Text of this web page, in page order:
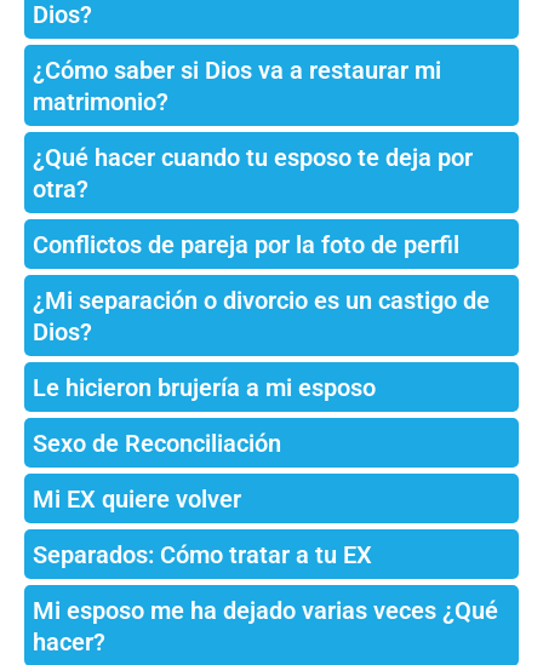
Dios?
¿Cómo saber si Dios va a restaurar mi
matrimonio?
¿Qué hacer cuando tu esposo te deja por
otra?
Conflictos de pareja por la foto de perfil
¿Mi separación o divorcio es un castigo de
Dios?
Le hicieron brujería a mi esposo
Sexo de Reconciliación
Mi EX quiere volver
Separados: Cómo tratar a tu EX
Mi esposo me ha dejado varias veces ¿Qué
hacer?